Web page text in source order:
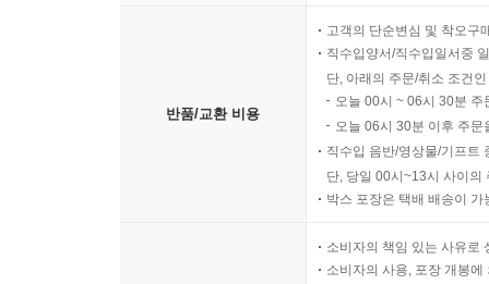
반품/교환 비용
고객의 단순변심 및 착오구
직수입양서/직수입일서중
단, 아래의 주문/취소 조건
오늘 00시 ~ 06시 30분
오늘 06시 30분 이후 주
직수입 음반/영상물/기프트
단, 당일 00시~13시 사이의
박스 포장은 택배 배송이
소비자의 책임 있는 사유로
소비자의 사용, 포장 개봉